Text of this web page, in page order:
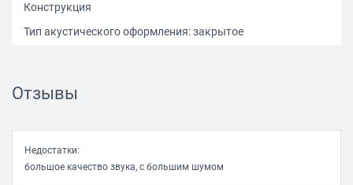
Конструкция
Тип акустического оформления: закрытое
Подключение
Тип подключения: с проводом
Отзывы
Недостатки:
большое качество звука, с большим шумом